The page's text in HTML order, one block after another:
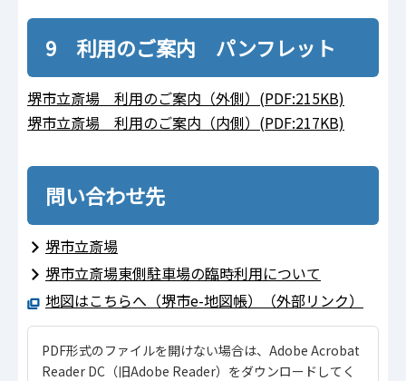
9 利用のご案内 パンフレット
堺市立斎場 利用のご案内（外側）(PDF:215KB)
堺市立斎場 利用のご案内（内側）(PDF:217KB)
問い合わせ先
堺市立斎場
堺市立斎場東側駐車場の臨時利用について
地図はこちらへ（堺市e-地図帳）（外部リンク）
PDF形式のファイルを開けない場合は、Adobe Acrobat
Reader DC（旧Adobe Reader）をダウンロードしてく